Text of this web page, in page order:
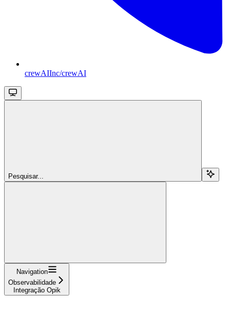
crewAIInc/crewAI
Pesquisar...
Navigation
Observabilidade
Integração Opik